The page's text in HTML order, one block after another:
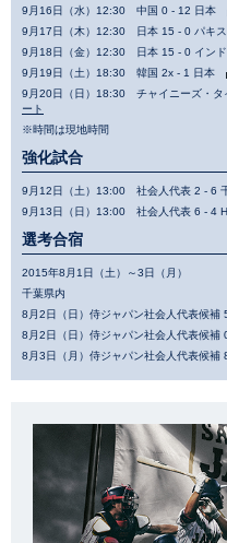
9月16日（水）12:30 中国 0 - 12 日本
9月17日（木）12:30 日本 15 - 0 パキ
9月18日（金）12:30 日本 15 - 0 イン
9月19日（土）18:30 韓国 2x - 1 日本
9月20日（日）18:30 チャイニーズ・
ート
※時間は現地時間
強化試合
9月12日（土）13:00 社会人代表 2 - 6
9月13日（日）13:00 社会人代表 6 - 4
選考合宿
2015年8月1日（土）～3日（月）
千葉県内
8月2日（日）侍ジャパン社会人代表候補
8月2日（日）侍ジャパン社会人代表候
8月3日（月）侍ジャパン社会人代表候